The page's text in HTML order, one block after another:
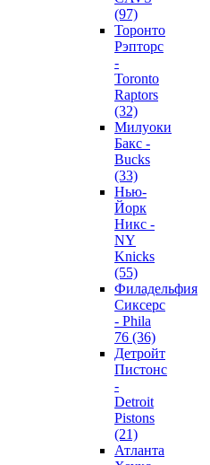
(97)
Торонто
Рэпторс
-
Toronto
Raptors
(32)
Милуоки
Бакс -
Bucks
(33)
Нью-
Йорк
Никс -
NY
Knicks
(55)
Филадельфия
Сиксерс
- Phila
76 (36)
Детройт
Пистонс
-
Detroit
Pistons
(21)
Атланта